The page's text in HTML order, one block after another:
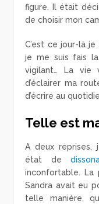
figure. Il était
de choisir mon
C’est ce jour-là
je me suis fais la
vigilant… La vie
d’éclairer ma
d’écrire au
Telle est
A deux reprises,
état de
inconfortable.
Sandra avait eu
telle manière,